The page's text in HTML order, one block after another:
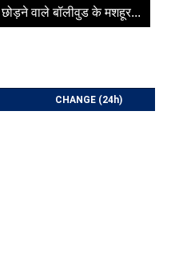
छोड़ने वाले बॉलीवुड के मशहूर...